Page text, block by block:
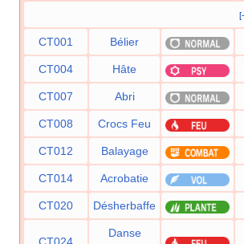
CT001 Bélier
CT004 Hâte
CT007 Abri
CT008 Crocs Feu
CT012 Balayage
CT014 Acrobatie
CT020 Désherbaffe
Danse